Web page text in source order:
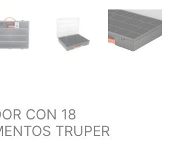
CON 18
TRUPER